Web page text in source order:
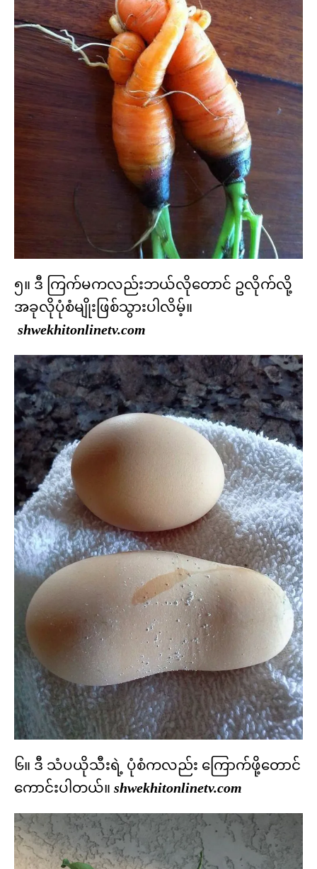
၅။ ဒီ ကြက်မကလည်းဘယ်လိုတောင် ဥလိုက်လို့
အခုလိုပုံစံမျိုးဖြစ်သွားပါလိမ့်။
shwekhitonlinetv.com
၆။ ဒီ သံပယိုသီးရဲ့ ပုံစံကလည်း ကြောက်ဖို့တောင်
ကောင်းပါတယ်။ shwekhitonlinetv.com